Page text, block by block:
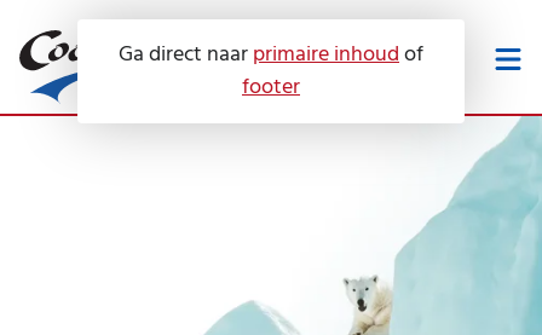
Ga direct naarprimaire inhoudof
footer
Onze diensten